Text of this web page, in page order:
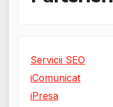
Servicii SEO
iComunicat
iPresa